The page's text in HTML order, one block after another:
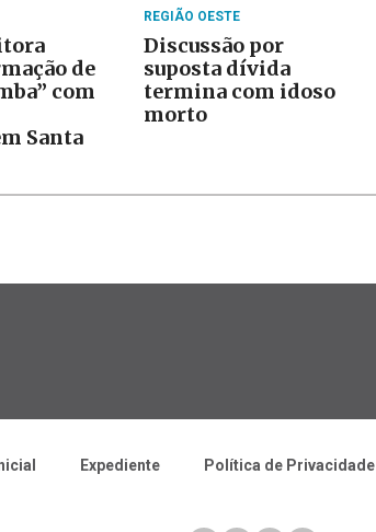
de
com
Santa
REGIÃO OESTE
Discussão por
suposta dívida
termina com idoso
morto
Expediente Política de Privacidade